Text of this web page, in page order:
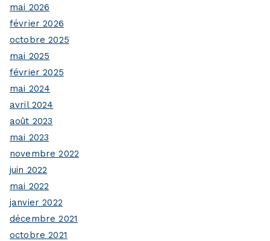
mai 2026
février 2026
octobre 2025
mai 2025
février 2025
mai 2024
avril 2024
août 2023
mai 2023
novembre 2022
juin 2022
mai 2022
janvier 2022
décembre 2021
octobre 2021